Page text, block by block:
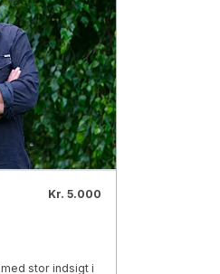
Kr. 5.000
stor indsigt i